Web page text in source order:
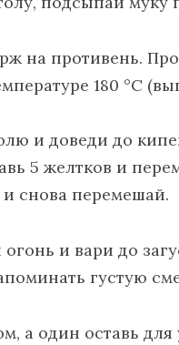
на противень.
180 °С
и доведи до
5 желтков и
снова перемешай.
и вари до
густую
а один оставь для